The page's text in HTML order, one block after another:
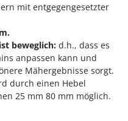
mit entgegengesetzter
ist beweglich: d.h., dass es
anpassen kann und
Mähergebnisse sorgt.
durch einen Hebel
25 mm 80 mm möglich.